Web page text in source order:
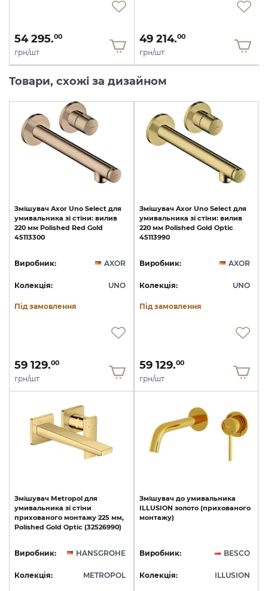
54 295.00
грн/шт
49 214.00
грн/шт
Товари, схожі за дизайном
Змішувач Axor Uno Select для
умивальника зі стіни: вилив
220 мм Polished Red Gold
45113300
Виробник: AXOR
Колекція: UNO
Під замовлення
59 129.00
грн/шт
Змішувач Axor Uno Select для
умивальника зі стіни: вилив
220 мм Polished Gold Optic
45113990
Виробник: AXOR
Колекція: UNO
Під замовлення
59 129.00
грн/шт
Змішувач Metropol для
умивальника зі стіни
прихованого монтажу 225 мм,
Polished Gold Optic (32526990)
Виробник: HANSGROHE
Колекція: METROPOL
Змішувач до умивальника
ILLUSION золото (прихованого
монтажу)
Виробник: BESCO
Колекція: ILLUSION